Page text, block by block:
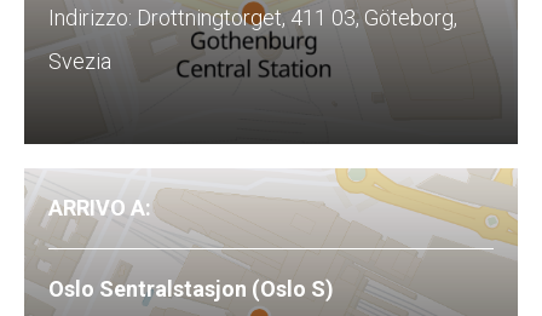
Indirizzo: Drottningtorget, 411 03, Göteborg,
Svezia
ARRIVO A:
Oslo Sentralstasjon (Oslo S)